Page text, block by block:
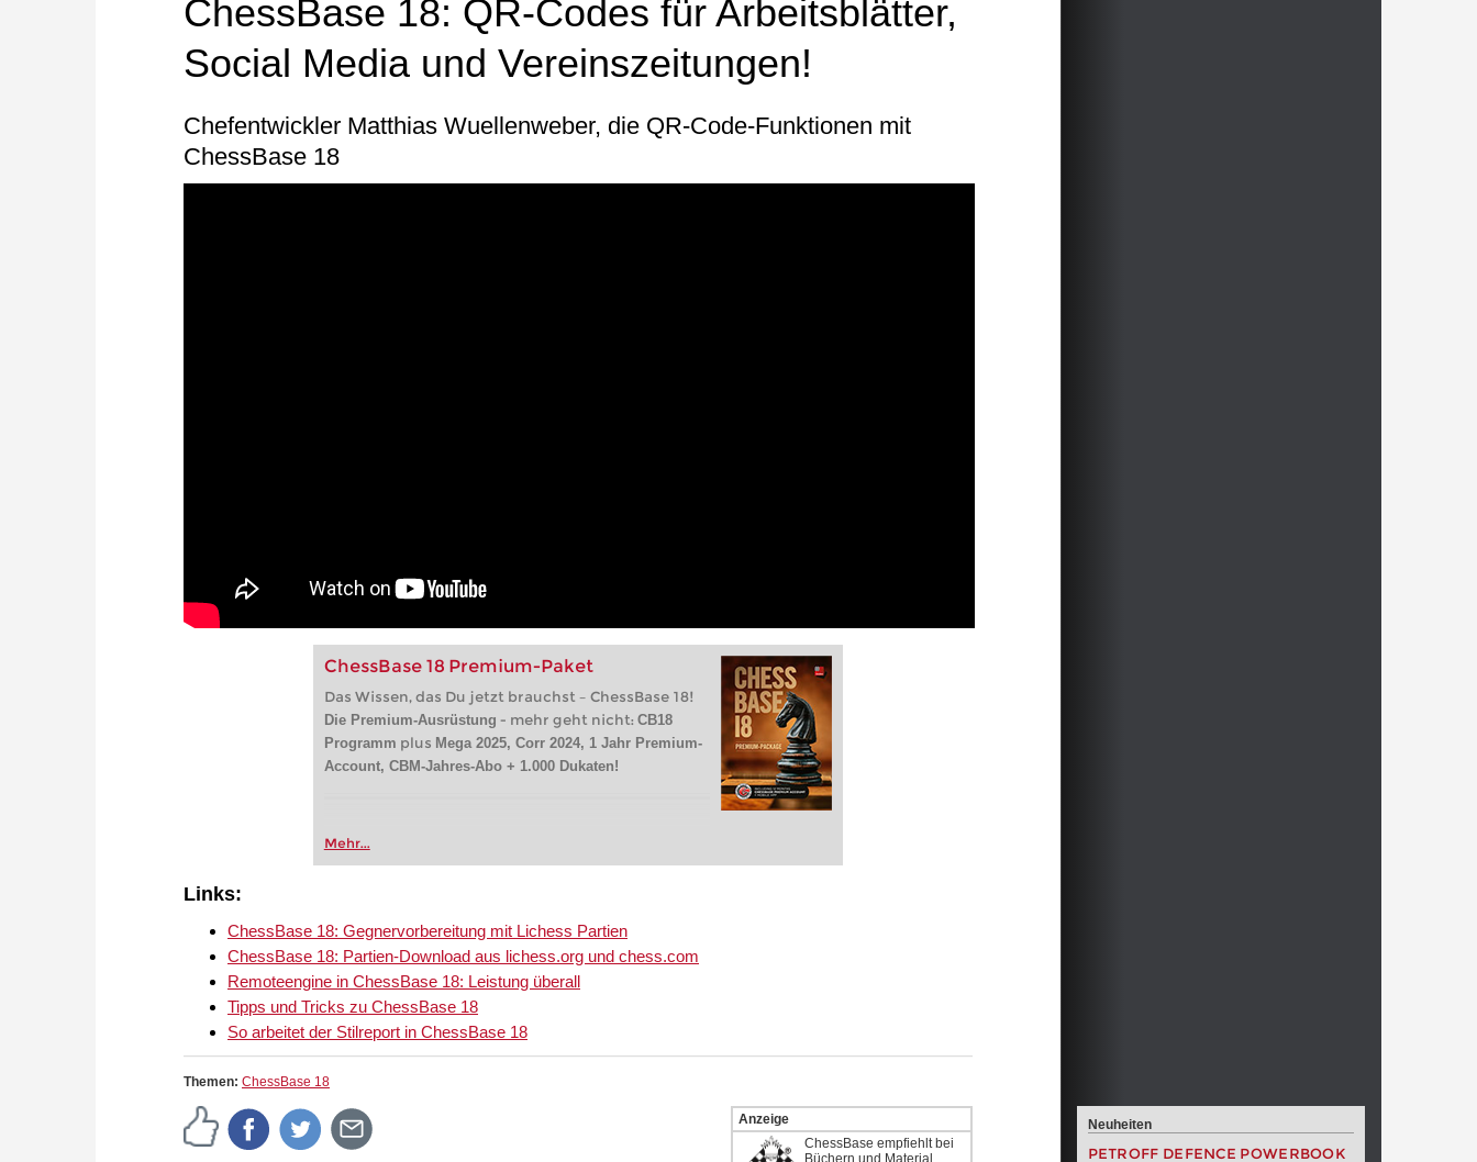
ChessBase 18: QR-Codes für Arbeitsblätter,
Social Media und Vereinszeitungen!
Chefentwickler Matthias Wuellenweber, die QR-Code-Funktionen mit
ChessBase 18
ChessBase 18 Premium-Paket
Das Wissen, das Du jetzt brauchst – ChessBase 18!
Die Premium-Ausrüstung - mehr geht nicht: CB18
Programm plus Mega 2025, Corr 2024, 1 Jahr Premium-
Account, CBM-Jahres-Abo + 1.000 Dukaten!
Mehr...
Links:
ChessBase 18: Gegnervorbereitung mit Lichess Partien
ChessBase 18: Partien-Download aus lichess.org und chess.com
Remoteengine in ChessBase 18: Leistung überall
Tipps und Tricks zu ChessBase 18
So arbeitet der Stilreport in ChessBase 18
Themen: ChessBase 18
Anzeige
ChessBase empfiehlt bei
Neuheiten
PETROFF DEFENCE POWERBOOK